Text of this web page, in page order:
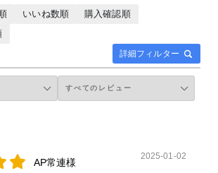
詳細フィルター
いいね数順
購入確認順
AP常連様
2025-01-02